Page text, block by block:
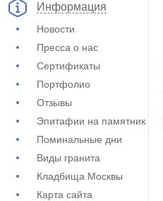
Информация
Новости
Пресса о нас
Сертификаты
Портфолио
Отзывы
Эпитафии на памятник
Поминальные дни
Виды гранита
Кладбища Москвы
Карта сайта